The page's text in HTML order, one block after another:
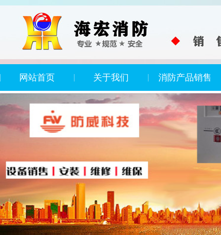
网站首页 关于我们 消防产品销售